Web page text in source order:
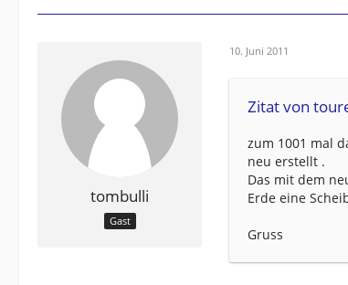
tombulli
Gast
10. Juni 2011
Zitat von
zum 1001 mal
neu erstellt .
Das mit dem
Erde eine
Gruss